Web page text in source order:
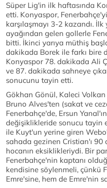
Süper Lig'in ilk haftasında
etti. Konyaspor,
karşılaşmayı 3-2 kazandı.
ayağından gelen gollerle
bitti. İkinci yarıya müthiş
dakikada Borek ile farkı bire
Konyaspor 78. dakikada Ali
ve 87. dakikada sahneye
sonucunu tayin etti.
Gökhan Gönül, Kaleci
Bruno Alves'ten (sakat ve
Fenerbahçe'de, Ersun
değişiklikleride sonucu tayin
ile Kuyt'un yerine giren
sahada gezinen Cristian'ı 90
hocanın eksiklikleriydi. Bir
Fenerbahçe'nin kaptanı
kendisine söylenmeli, çünkü
Emre'sine, hem de Emre'nin